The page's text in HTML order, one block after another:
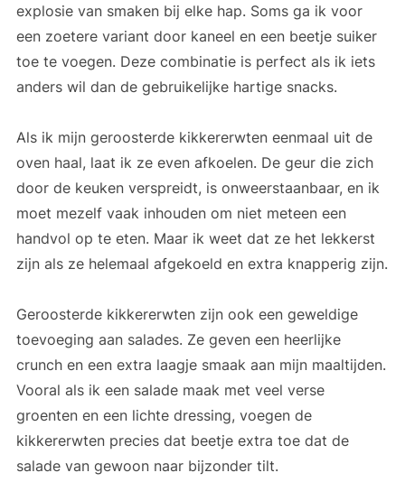
explosie van smaken bij elke hap. Soms ga ik voor
een zoetere variant door kaneel en een beetje suiker
toe te voegen. Deze combinatie is perfect als ik iets
anders wil dan de gebruikelijke hartige snacks.
Als ik mijn geroosterde kikkererwten eenmaal uit de
oven haal, laat ik ze even afkoelen. De geur die zich
door de keuken verspreidt, is onweerstaanbaar, en ik
moet mezelf vaak inhouden om niet meteen een
handvol op te eten. Maar ik weet dat ze het lekkerst
zijn als ze helemaal afgekoeld en extra knapperig zijn.
Geroosterde kikkererwten zijn ook een geweldige
toevoeging aan salades. Ze geven een heerlijke
crunch en een extra laagje smaak aan mijn maaltijden.
Vooral als ik een salade maak met veel verse
groenten en een lichte dressing, voegen de
kikkererwten precies dat beetje extra toe dat de
salade van gewoon naar bijzonder tilt.